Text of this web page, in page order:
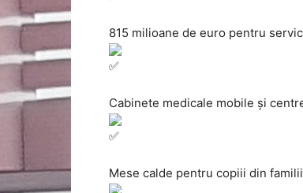
815 milioane de euro pentru
Cabinete medicale mobile și
Mese calde pentru copiii din